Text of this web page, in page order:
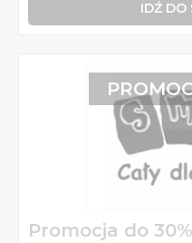
IDŹ DO
Promocja do 30%